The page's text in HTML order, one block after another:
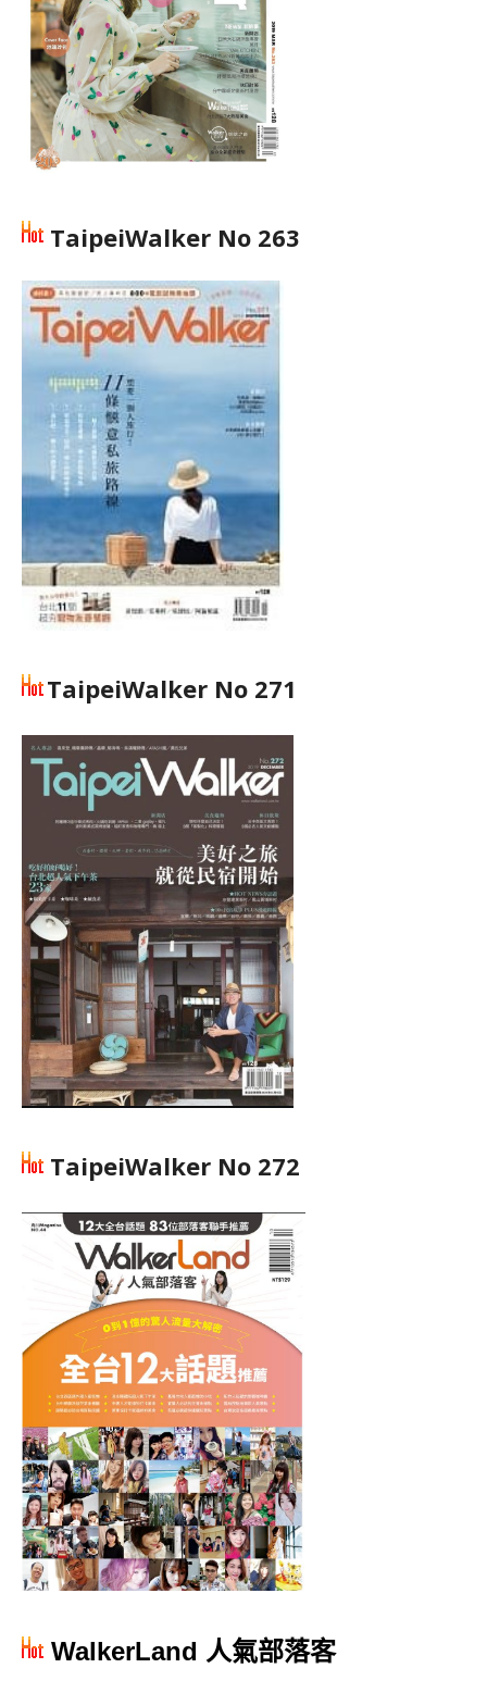
TaipeiWalker No 263
TaipeiWalker No 271
TaipeiWalker No 272
WalkerLand 人氣部落客